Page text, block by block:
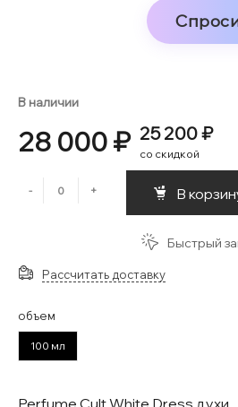
В наличии
28 000 ₽ 25 200 ₽
со скидкой
- + В
Быстрый
Рассчитать доставку
объем
100 мл
Perfume Cult White Dress духи